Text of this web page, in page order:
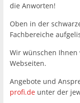
die Anworten!
Oben in der
Fachbereiche
Wir wünschen
Webseiten.
Angebote und
profi.de unter der